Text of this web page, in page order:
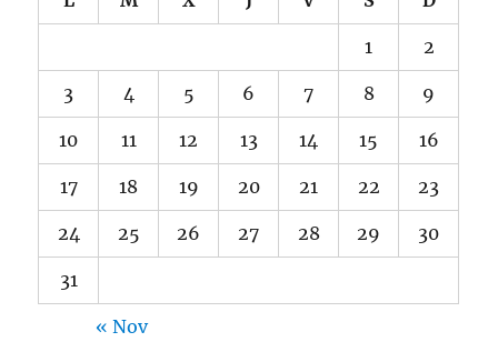
1 2
3 4 5 6 7 8 9
10 11 12 13 14 15 16
17 18 19 20 21 22 23
24 25 26 27 28 29 30
31
« Nov